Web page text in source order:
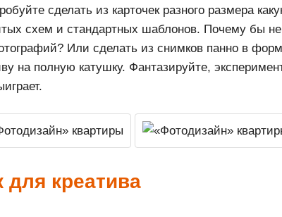
сделать из карточек разного размера
схем и стандартных шаблонов. Почему бы не
Или сделать из снимков панно в
на полную катушку. Фантазируйте,
для креатива